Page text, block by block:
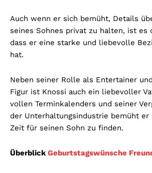
Auch wenn er sich bemüht, Details
seines Sohnes privat zu halten, ist es
dass er eine starke und liebevolle
hat.
Neben seiner Rolle als Entertainer
Figur ist Knossi auch ein liebevoller
vollen Terminkalenders und seiner
der Unterhaltungsindustrie bemüht er
Zeit für seinen Sohn zu finden.
Überblick Geburtstagswünsche